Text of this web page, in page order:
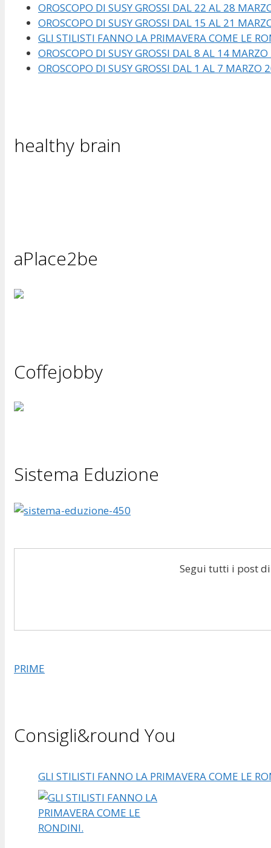
OROSCOPO DI SUSY GROSSI DAL 22 AL 28
OROSCOPO DI SUSY GROSSI DAL 15 AL 21
GLI STILISTI FANNO LA PRIMAVERA COME LE
OROSCOPO DI SUSY GROSSI DAL 8 AL 14
OROSCOPO DI SUSY GROSSI DAL 1 AL 7 MARZO
healthy brain
aPlace2be
Coffejobby
Sistema Eduzione
Segui tutti i post
PRIME
Consigli&round You
GLI STILISTI FANNO LA PRIMAVERA COME LE